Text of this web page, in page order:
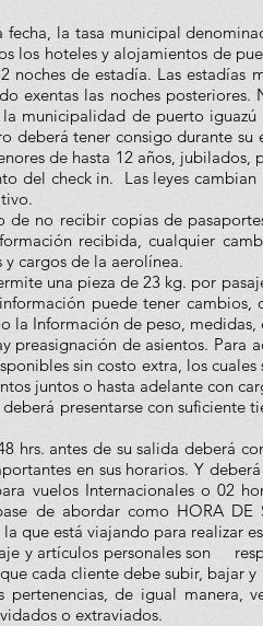
la tasa municipal
los hoteles y alojamientos de
noches de estadía. Las estadías
exentas las noches
municipalidad de puerto
deberá tener consigo durante
de hasta 12 años,
del check in. Las leyes
de no recibir copias de
recibida, cualquier
cargos de la aerolínea.
una pieza de 23 kg. por
puede tener cambios,
la Información de peso,
preasignación de asientos. Para
sin costo extra, los
juntos o hasta adelante con
presentarse con
hrs. antes de su salida deberá
en sus horarios. Y
vuelos Internacionales o 02
de abordar como HORA
que está viajando para realizar
y artículos personales son
cada cliente debe subir, bajar
de igual manera,
o extraviados.